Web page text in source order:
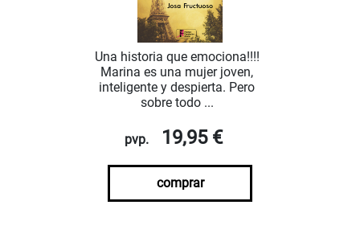
Una historia que emociona!!!!
Marina es una mujer joven,
inteligente y despierta. Pero
sobre todo ...
pvp. 19,95 €
comprar